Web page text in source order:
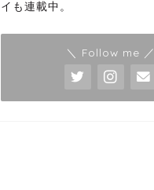
イも連載中。
＼ Follow me ／